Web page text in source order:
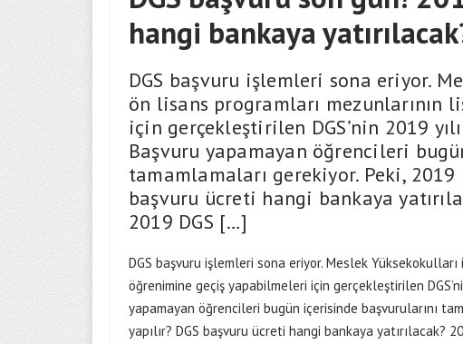
hangi bankaya
DGS başvuru işlemleri sona eriyor.
ön lisans programları
için gerçekleştirilen DGS’nin 2019
Başvuru yapamayan öğrencileri
tamamlamaları gerekiyor. Peki, 2019
başvuru ücreti hangi bankaya
2019 DGS […]
DGS başvuru işlemleri sona eriyor. Meslek
öğrenimine geçiş yapabilmeleri için gerçekleştirilen
yapamayan öğrencileri bugün içerisinde başvurularını
yapılır? DGS başvuru ücreti hangi bankaya yatırılacak?